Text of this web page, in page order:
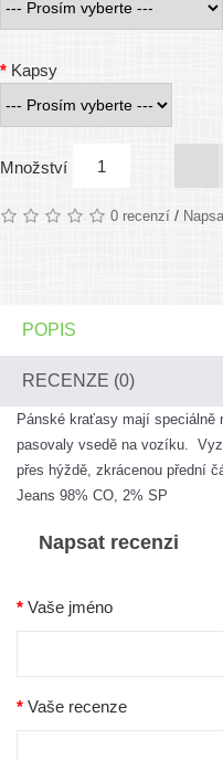
Kapsy
Množství
0 recenzí /
POPIS
RECENZE (0)
Pánské kraťasy mají speciálně
pasovaly vsedě na vozíku.
přes hýždě, zkrácenou přední
Jeans 98% CO, 2% SP
Napsat recenzi
Vaše jméno
Vaše recenze